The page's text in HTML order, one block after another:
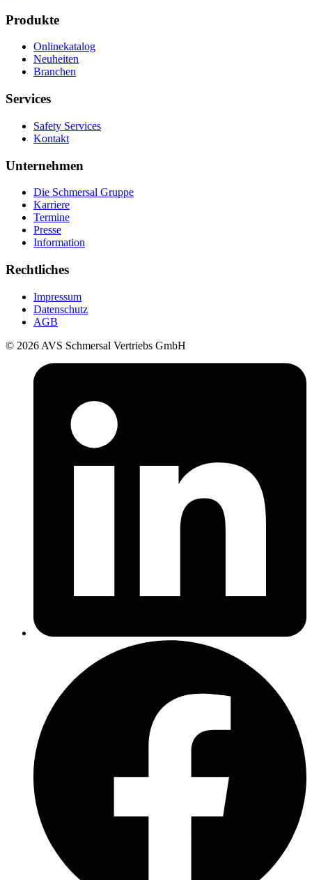
Produkte
Onlinekatalog
Neuheiten
Branchen
Services
Safety Services
Kontakt
Unternehmen
Die Schmersal Gruppe
Karriere
Termine
Presse
Information
Rechtliches
Impressum
Datenschutz
AGB
© 2026 AVS Schmersal Vertriebs GmbH